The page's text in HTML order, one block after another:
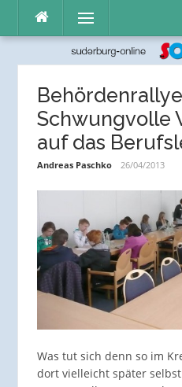
Inhalt
Menü
Schwungvolle
auf das
Andreas Paschko 26/04/2013
Was tut sich denn so im
dort vielleicht später